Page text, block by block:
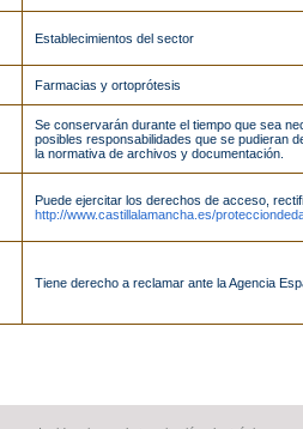
Establecimientos del sector
Farmacias y ortoprótesis
Se conservarán durante el tiempo que sea
posibles responsabilidades que se pudieran
la normativa de archivos y documentación.
Puede ejercitar los derechos de acceso,
http://www.castillalamancha.es/
Tiene derecho a reclamar ante la Agencia